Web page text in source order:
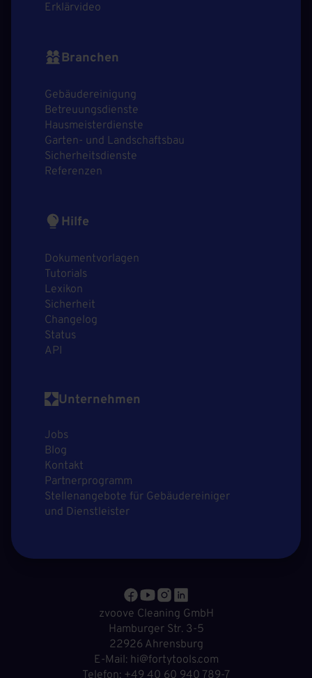
Erklärvideo
Branchen
Gebäudereinigung
Betreuungsdienste
Hausmeisterdienste
Garten- und Landschaftsbau
Sicherheitsdienste
Referenzen
Hilfe
Dokumentvorlagen
Tutorials
Lexikon
Sicherheit
Changelog
Status
API
Unternehmen
Jobs
Blog
Kontakt
Partnerprogramm
Stellenangebote für Gebäudereiniger
und Dienstleister
zvoove Cleaning GmbH
Hamburger Str. 3-5
22926 Ahrensburg
E-Mail: hi@fortytools.com
Telefon: +49 40 60 940 789-7